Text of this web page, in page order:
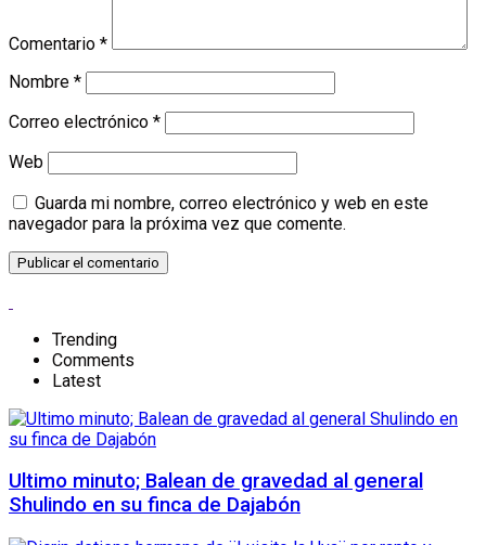
Comentario *
Nombre *
Correo electrónico *
Web
Guarda mi nombre, correo electrónico y web en este
navegador para la próxima vez que comente.
Trending
Comments
Latest
Ultimo minuto; Balean de gravedad al general
Shulindo en su finca de Dajabón